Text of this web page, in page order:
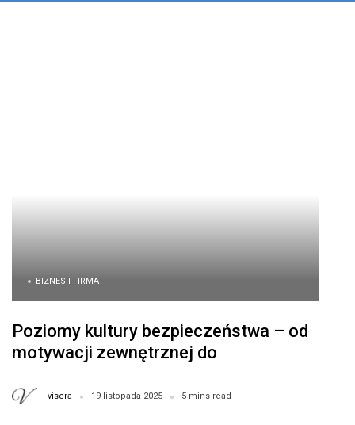
BIZNES I FIRMA
Poziomy kultury bezpieczeństwa – od
motywacji zewnętrznej do
visera 19 listopada 2025 5 mins read